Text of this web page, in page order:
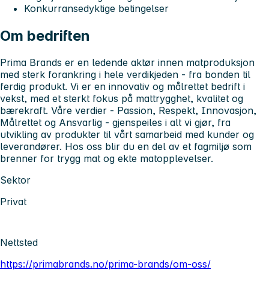
Konkurransedyktige betingelser
Om bedriften
Prima Brands er en ledende aktør innen matproduksjon
med sterk forankring i hele verdikjeden - fra bonden til
ferdig produkt. Vi er en innovativ og målrettet bedrift i
vekst, med et sterkt fokus på mattrygghet, kvalitet og
bærekraft. Våre verdier - Passion, Respekt, Innovasjon,
Målrettet og Ansvarlig - gjenspeiles i alt vi gjør, fra
utvikling av produkter til vårt samarbeid med kunder og
leverandører. Hos oss blir du en del av et fagmiljø som
brenner for trygg mat og ekte matopplevelser.
Sektor
Privat
Nettsted
https://primabrands.no/prima-brands/om-oss/